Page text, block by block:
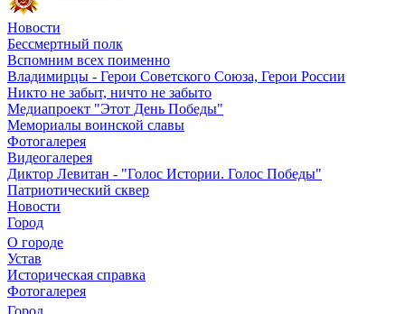
Новости
Бессмертный полк
Вспомним всех поименно
Владимирцы - Герои Советского Союза, Герои России
Никто не забыт, ничто не забыто
Медиапроект "Этот День Победы"
Мемориалы воинской славы
Фотогалерея
Видеогалерея
Диктор Левитан - "Голос Истории. Голос Победы"
Патриотический сквер
Новости
Город
О городе
Устав
Историческая справка
Фотогалерея
Город